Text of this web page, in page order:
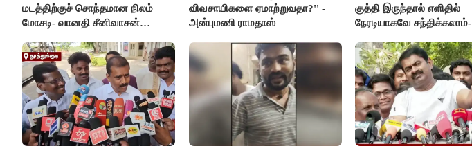
மடத்திற்குச் சொந்தமான நிலம்
மோசடி- வானதி சீனிவாசன்
விவசாயிகளை ஏமாற்றுவதா?'' -
அன்புமணி ராமதாஸ்
குத்தி இருந்தால் எளிதில்
நேரடியாகவே சந்திக்கலாம்-